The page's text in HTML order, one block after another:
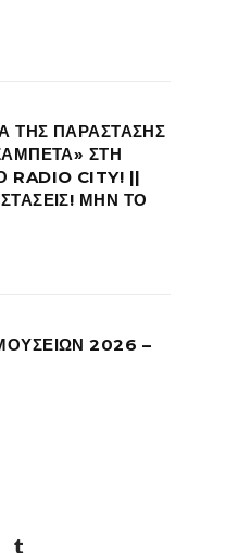
ΤΗΣ ΠΑΡΑΣΤΑΣΗΣ
ΣΤΗ
RADIO CITY! ||
ΜΗΝ ΤΟ
2026 –